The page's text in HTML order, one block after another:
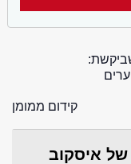
קידום ממומן
איסקוב